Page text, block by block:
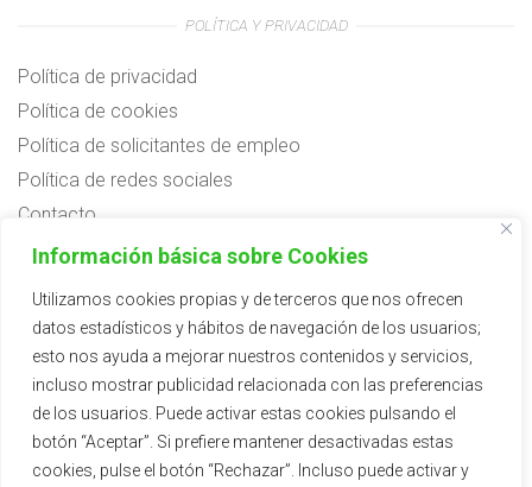
Información básica sobre Cookies
Utilizamos cookies propias y de terceros que nos ofrecen
datos estadísticos y hábitos de navegación de los usuarios;
esto nos ayuda a mejorar nuestros contenidos y servicios,
incluso mostrar publicidad relacionada con las preferencias
de los usuarios. Puede activar estas cookies pulsando el
botón “Aceptar”. Si prefiere mantener desactivadas estas
cookies, pulse el botón “Rechazar”. Incluso puede activar y
POLÍTICA Y PRIVACIDAD
Política de privacidad
Política de cookies
Política de solicitantes de empleo
Política de redes sociales
Contacto
Preguntas frecuentes
Subvenciones